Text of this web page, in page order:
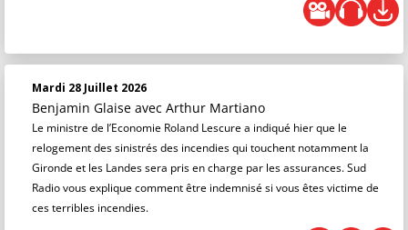
Mardi 28 Juillet 2026
Benjamin Glaise avec Arthur Martiano
Le ministre de l’Economie Roland Lescure a indiqué hier que le
relogement des sinistrés des incendies qui touchent notamment la
Gironde et les Landes sera pris en charge par les assurances. Sud
Radio vous explique comment être indemnisé si vous êtes victime de
ces terribles incendies.